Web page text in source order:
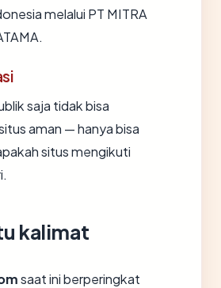
melalui PT MITRA
saja tidak bisa
aman — hanya bisa
situs mengikuti
kalimat
saat ini berperingkat